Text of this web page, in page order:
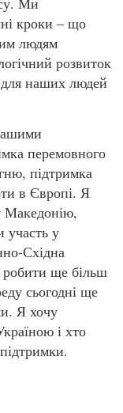
кроки – що
людям
розвиток
для наших людей
перемовного
підтримка
в Європі. Я
Македонію,
участь у
Східна
робити ще більш
сьогодні ще
Я хочу
і хто